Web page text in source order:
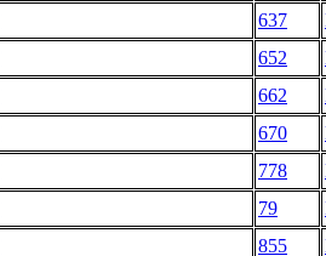
637
652
662
670
778
79
855